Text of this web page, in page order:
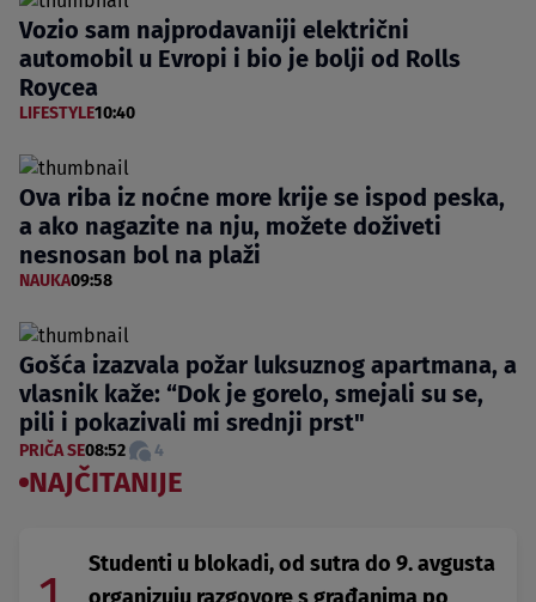
Vozio sam najprodavaniji električni
automobil u Evropi i bio je bolji od Rolls
Roycea
LIFESTYLE10:40
Ova riba iz noćne more krije se ispod peska,
a ako nagazite na nju, možete doživeti
nesnosan bol na plaži
NAUKA09:58
Gošća izazvala požar luksuznog apartmana, a
vlasnik kaže: “Dok je gorelo, smejali su se,
pili i pokazivali mi srednji prst"
PRIČA SE08:52 4
NAJČITANIJE
Studenti u blokadi, od sutra do 9. avgusta